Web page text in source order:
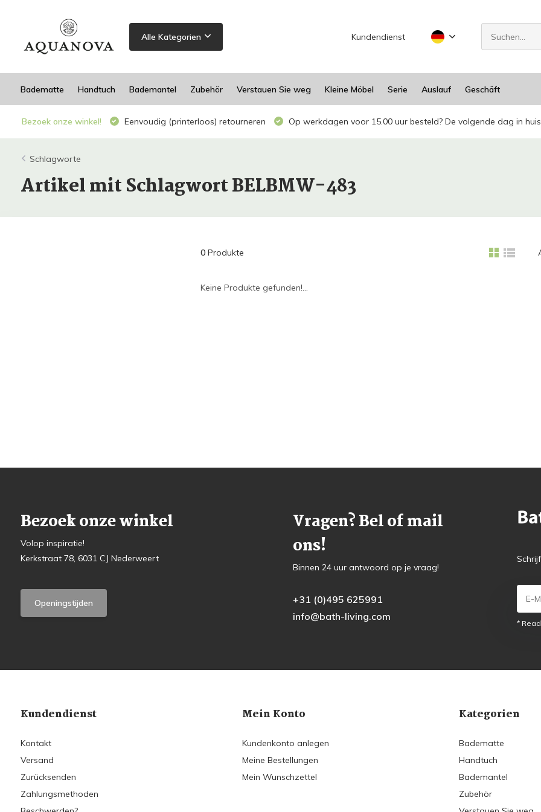
Alle Kategorien Kundendienst
Badematte Handtuch Bademantel Zubehör Verstauen Sie weg Kleine Möbel Serie Auslauf Geschäft
Bezoek onze winkel! Eenvoudig (printerloos) retourneren Op werkdagen voor 15.00 uur besteld? De volgende dag in
Schlagworte
Artikel mit Schlagwort BELBMW-483
0Produkte
Keine Produkte gefunden!...
Bezoek onze winkel
Volop inspiratie!
Kerkstraat 78, 6031 CJ Nederweert
Openingstijden
Vragen? Bel of mail
ons!
Binnen 24 uur antwoord op je vraag!
+31 (0)495 625991
info@bath-living.com
*
Kundendienst
Kontakt
Versand
Zurücksenden
Zahlungsmethoden
Mein Konto
Kundenkonto anlegen
Meine Bestellungen
Mein Wunschzettel
Kategorien
Badematte
Handtuch
Bademantel
Zubehör